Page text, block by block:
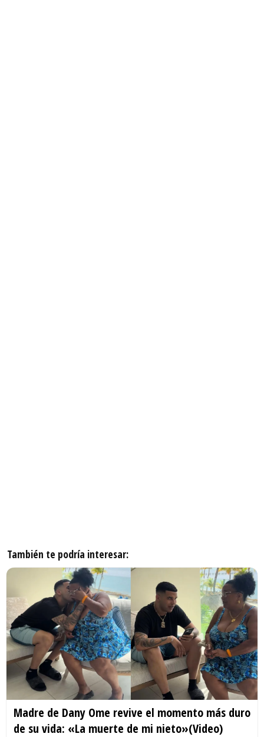
También te podría interesar:
Madre de Dany Ome revive el momento más duro
de su vida: «La muerte de mi nieto»(Video)